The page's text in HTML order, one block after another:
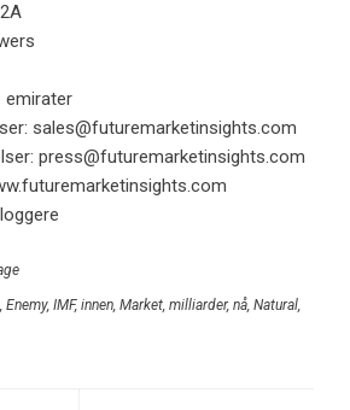
emirater
sales@futuremarketinsights.com
press@futuremarketinsights.com
, Enemy, IMF, innen, Market, milliarder, nå, Natural,